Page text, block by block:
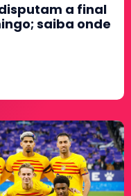
a final
saiba onde